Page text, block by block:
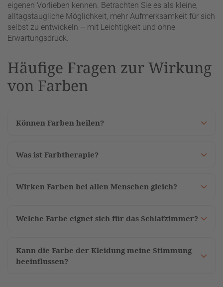
eigenen Vorlieben kennen. Betrachten Sie es als kleine,
alltagstaugliche Möglichkeit, mehr Aufmerksamkeit für sich
selbst zu entwickeln – mit Leichtigkeit und ohne
Erwartungsdruck.
Häufige Fragen zur Wirkung
von Farben
Können Farben heilen?
Was ist Farbtherapie?
Wirken Farben bei allen Menschen gleich?
Welche Farbe eignet sich für das Schlafzimmer?
Kann die Farbe der Kleidung meine Stimmung
beeinflussen?